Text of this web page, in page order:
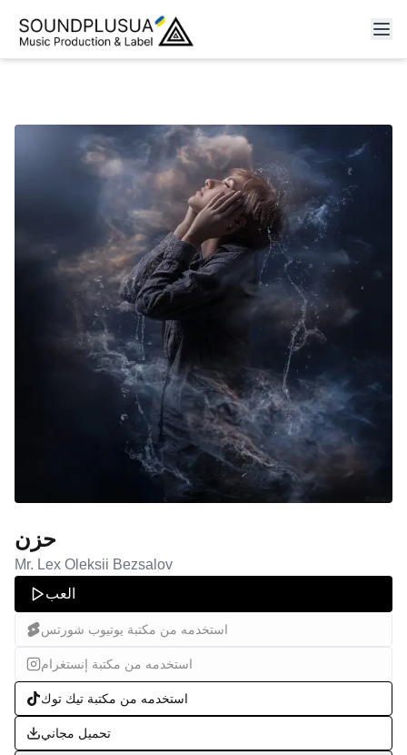
حزن
Mr. Lex Oleksii Bezsalov
العب
استخدمه من مكتبة يوتيوب شورتس
استخدمه من مكتبة إنستغرام
استخدمه من مكتبة تيك توك
تحميل مجاني